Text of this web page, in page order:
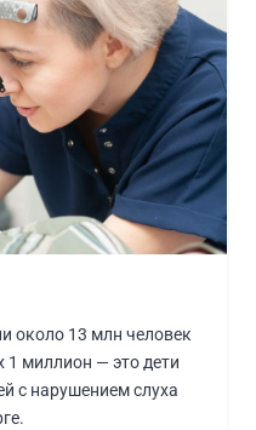
около 13 млн человек
1 миллион — это дети
с нарушением слуха